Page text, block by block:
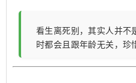
看生离死别，其实人并不
时都会且跟年龄无关，珍